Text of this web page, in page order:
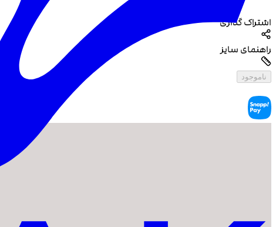
اشتراک گذاری
راهنمای سایز
ناموجود